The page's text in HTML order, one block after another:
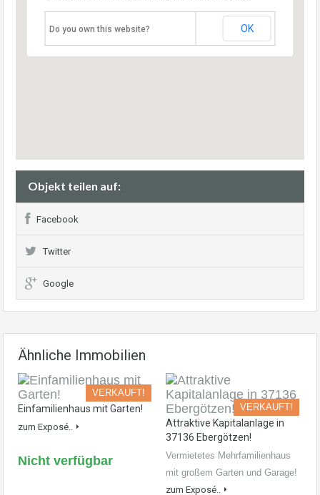
Do you own this website? OK
Objekt teilen auf:
Facebook
Twitter
Google
Ähnliche Immobilien
VERKAUFT!
Einfamilienhaus mit Garten!
zum Exposé..
Nicht verfügbar
VERKAUFT!
Attraktive Kapitalanlage in
37136 Ebergötzen!
Vermietetes Mehrfamilienhaus
mit großem Garten und Garage!
zum Exposé..